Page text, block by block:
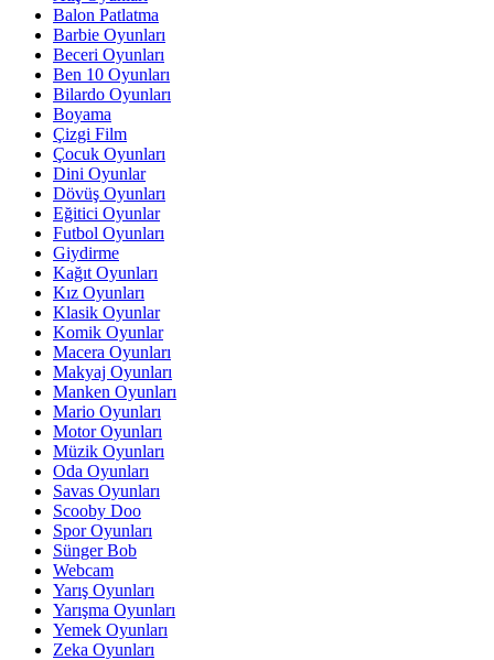
Balon Patlatma
Barbie Oyunları
Beceri Oyunları
Ben 10 Oyunları
Bilardo Oyunları
Boyama
Çizgi Film
Çocuk Oyunları
Dini Oyunlar
Dövüş Oyunları
Eğitici Oyunlar
Futbol Oyunları
Giydirme
Kağıt Oyunları
Kız Oyunları
Klasik Oyunlar
Komik Oyunlar
Macera Oyunları
Makyaj Oyunları
Manken Oyunları
Mario Oyunları
Motor Oyunları
Müzik Oyunları
Oda Oyunları
Savas Oyunları
Scooby Doo
Spor Oyunları
Sünger Bob
Webcam
Yarış Oyunları
Yarışma Oyunları
Yemek Oyunları
Zeka Oyunları